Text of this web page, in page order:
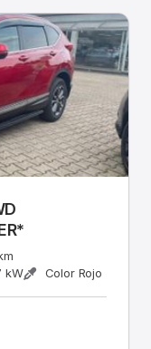
kW Color Rojo